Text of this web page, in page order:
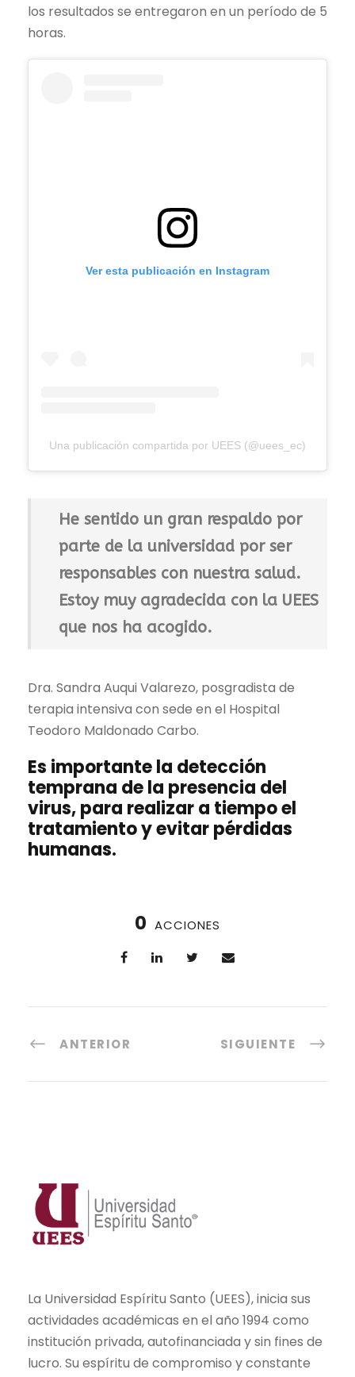
los resultados se entregaron en un período de 5
horas.
Ver esta publicación en Instagram
Una publicación compartida por UEES (@uees_ec)
He sentido un gran respaldo por
parte de la universidad por ser
responsables con nuestra salud.
Estoy muy agradecida con la UEES
que nos ha acogido.
Dra. Sandra Auqui Valarezo, posgradista de
terapia intensiva con sede en el Hospital
Teodoro Maldonado Carbo.
Es importante la detección
temprana de la presencia del
virus, para realizar a tiempo el
tratamiento y evitar pérdidas
humanas.
0 ACCIONES
ANTERIOR SIGUIENTE
La Universidad Espíritu Santo (UEES), inicia sus
actividades académicas en el año 1994 como
institución privada, autofinanciada y sin fines de
lucro. Su espíritu de compromiso y constante